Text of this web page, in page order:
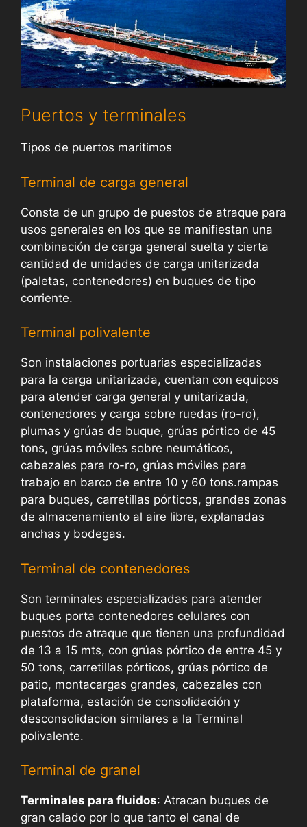
Puertos y terminales
Tipos de puertos maritimos
Terminal de carga general
Consta de un grupo de puestos de atraque para
usos generales en los que se manifiestan una
combinación de carga general suelta y cierta
cantidad de unidades de carga unitarizada
(paletas, contenedores) en buques de tipo
corriente.
Terminal polivalente
Son instalaciones portuarias especializadas
para la carga unitarizada, cuentan con equipos
para atender carga general y unitarizada,
contenedores y carga sobre ruedas (ro-ro),
plumas y grúas de buque, grúas pórtico de 45
tons, grúas móviles sobre neumáticos,
cabezales para ro-ro, grúas móviles para
trabajo en barco de entre 10 y 60 tons.rampas
para buques, carretillas pórticos, grandes zonas
de almacenamiento al aire libre, explanadas
anchas y bodegas.
Terminal de contenedores
Son terminales especializadas para atender
buques porta contenedores celulares con
puestos de atraque que tienen una profundidad
de 13 a 15 mts, con grúas pórtico de entre 45 y
50 tons, carretillas pórticos, grúas pórtico de
patio, montacargas grandes, cabezales con
plataforma, estación de consolidación y
desconsolidacion similares a la Terminal
polivalente.
Terminal de granel
Terminales para fluidos: Atracan buques de
gran calado por lo que tanto el canal de